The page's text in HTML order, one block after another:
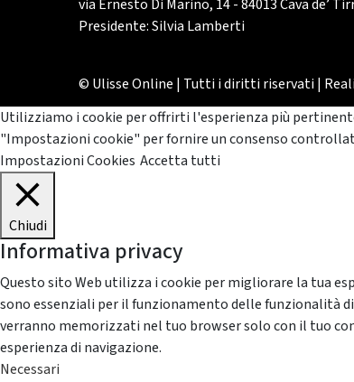
via Ernesto Di Marino, 14 - 84013 Cava de’
Presidente: Silvia Lamberti
© Ulisse Online | Tutti i diritti riservati |
Utilizziamo i cookie per offrirti l'esperienza più
"Impostazioni cookie" per fornire un consenso
Impostazioni Cookies Accetta tutti
Chiudi
Informativa privacy
Questo sito Web utilizza i cookie per migliorare la tua
sono essenziali per il funzionamento delle funzionalità
verranno memorizzati nel tuo browser solo con il tuo
esperienza di navigazione.
Necessari